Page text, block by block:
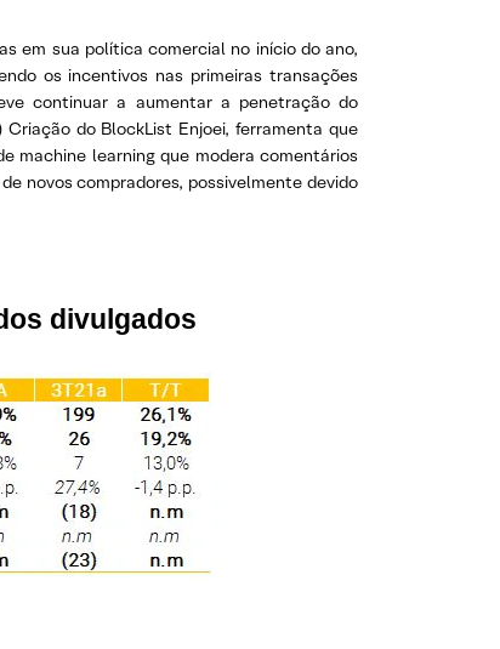
em sua política comercial no início do ano,
os incentivos nas primeiras transações
continuar a aumentar a penetração do
do BlockList Enjoei, ferramenta que
machine learning que modera comentários
novos compradores, possivelmente devido
divulgados